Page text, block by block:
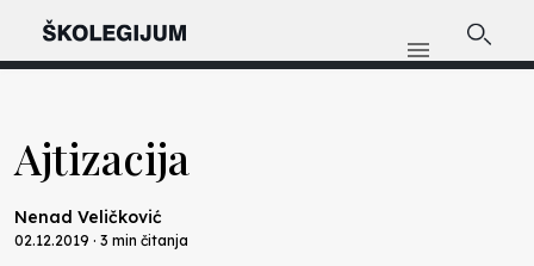
Ajtizacija
Nenad Veličković
02.12.2019 · 3 min čitanja